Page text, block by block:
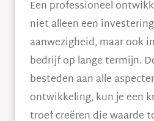
Een professioneel
niet alleen een
aanwezigheid, maar ook
bedrijf op lange termijn.
besteden aan alle
ontwikkeling, kun je een
troef creëren die waarde